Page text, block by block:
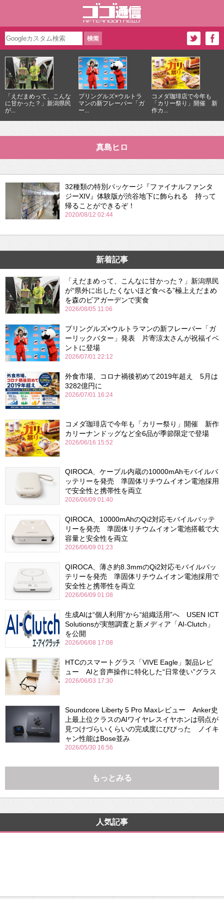
「えだまめって、こんな
に甘かった？」新潟県民
が...
プリングルズ×ウルトラ
マンの新フレーバー「ガ
ー...
コメダ珈琲店で今年も
「カリー祭り」開催 新
作カ...
真島ヒロ
32種類の特別パッケージ『ファイナルファンタ
ジーXIV』体験版が渋谷地下に飾られる 持って
帰ることができるぞ！
2020/08/12 02:44
新着記事
「えだまめって、こんなに甘かった？」新潟県民
が“県外に出したくないほど食べる”極上えだまめ
を森のビアガーデンで実食
2026/08/05 11:06
プリングルズ×ウルトラマンの新フレーバー「ガ
ーリックバター」発表 片寄涼太さんが祝福イベ
ントに登場
2026/07/01 22:12
外食市場、コロナ禍後初めて2019年超え 5月は
3282億円に
2026/07/01 16:24
コメダ珈琲店で今年も「カリー祭り」開催 新作
カリーナンドッグなど全6品が季節限定で登場
2026/06/16 15:52
QIROCA、ケーブル内蔵の10000mAhモバイルバ
ッテリーを発売 準固体リチウムイオン電池採用
で安全性と携帯性を両立
2026/06/09 01:40
QIROCA、10000mAhのQi2対応モバイルバッテ
リーを発売 準固体リチウムイオン電池搭載で大
容量と安全性を両立
2026/06/09 01:23
QIROCA、薄さ約8.3mmのQi2対応モバイルバッ
テリーを発売 準固体リチウムイオン電池採用で
安全性と携帯性を両立
2026/06/09 01:08
生成AIは“個人利用”から“組織活用”へ USEN ICT
Solutionsが実態調査と新メディア「AI-Clutch」
を公開
2026/06/08 17:08
HTCのスマートグラス「VIVE Eagle」製品レビ
ュー AIと音声操作に特化した“日常使い”グラス
2026/06/03 17:30
Soundcore Liberty 5 Pro Maxレビュー Anker史
上最上位クラスのAIワイヤレスイヤホンは弱点が
見つけづらいくらいの完成度にびびった ノイキ
ャン性能はBose並み
2026/05/30 16:56
もっとみる
人気記事